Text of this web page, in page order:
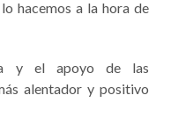
hacemos a la hora de
y el apoyo de las
alentador y positivo